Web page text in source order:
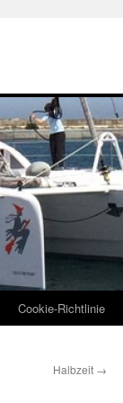
Cookie-Richtlinie
Halbzeit →